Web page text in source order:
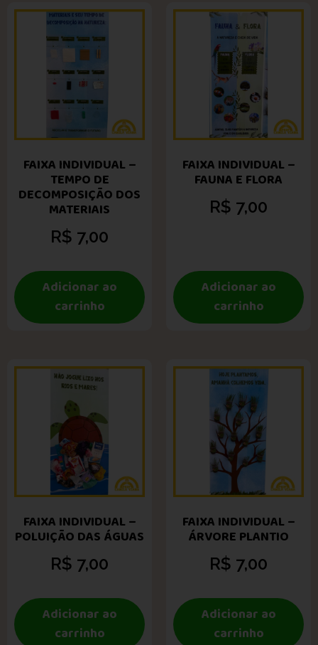
FAIXA INDIVIDUAL –
TEMPO DE
DECOMPOSIÇÃO DOS
MATERIAIS
R$ 7,00
Adicionar ao
carrinho
FAIXA INDIVIDUAL –
FAUNA E FLORA
R$ 7,00
Adicionar ao
carrinho
FAIXA INDIVIDUAL –
POLUIÇÃO DAS ÁGUAS
R$ 7,00
Adicionar ao
carrinho
FAIXA INDIVIDUAL –
ÁRVORE PLANTIO
R$ 7,00
Adicionar ao
carrinho